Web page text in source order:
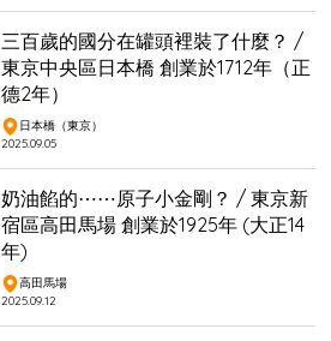
三百歲的國分在罐頭裡裝了什麼？ /
東京中央區日本橋 創業於1712年（正
德2年）
日本橋（東京）
2025.09.05
奶油餡的⋯⋯原子小金剛？ / 東京新
宿區高田馬場 創業於1925年 (大正14
年)
高田馬場
2025.09.12